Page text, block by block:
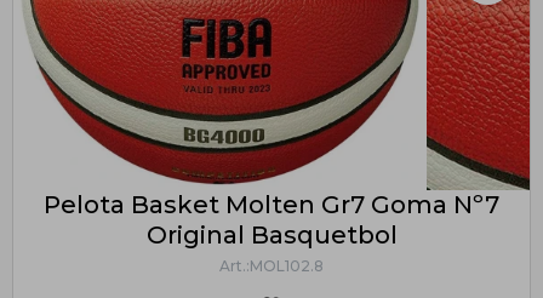
Pelota Basket Molten Gr7 Goma Nº7
Original Basquetbol
MOL102.8